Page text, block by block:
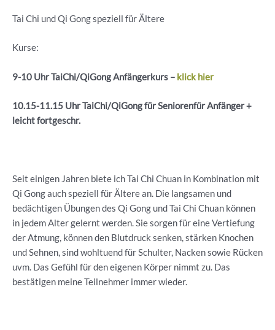
Tai Chi und Qi Gong speziell für Ältere
Kurse:
9-10 UhrTaiChi/QiGongAnfängerkurs – klick hier
10.15-11.15 UhrTaiChi/QiGongfürSeniorenfürAnfänger +
leichtfortgeschr.
Seit einigen Jahren biete ich Tai Chi Chuan in Kombination mit
Qi Gong auch speziell für Ältere an. Die langsamen und
bedächtigen Übungen des Qi Gong und Tai Chi Chuan können
in jedem Alter gelernt werden. Sie sorgen für eine Vertiefung
der Atmung, können den Blutdruck senken, stärken Knochen
und Sehnen, sind wohltuend für Schulter, Nacken sowie Rücken
uvm. Das Gefühl für den eigenen Körper nimmt zu. Das
bestätigen meine Teilnehmer immer wieder.